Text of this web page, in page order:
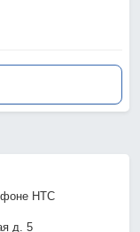
HTC
д. 5